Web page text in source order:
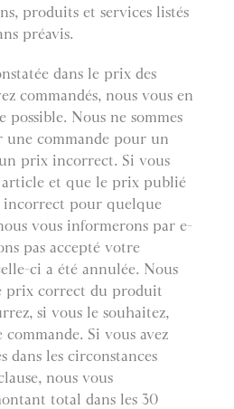
produits et services listés
préavis.
dans le prix des
commandés, nous vous en
possible. Nous ne sommes
une commande pour un
prix incorrect. Si vous
article et que le prix publié
incorrect pour quelque
vous informerons par e-
pas accepté votre
ci a été annulée. Nous
prix correct du produit
si vous le souhaitez,
Si vous avez
dans les circonstances
nous vous
total dans les 30